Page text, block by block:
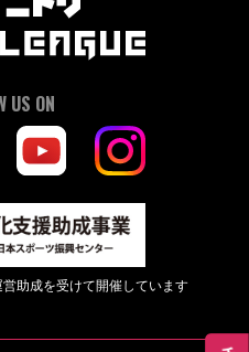
US ON
助成を受けて開催しています